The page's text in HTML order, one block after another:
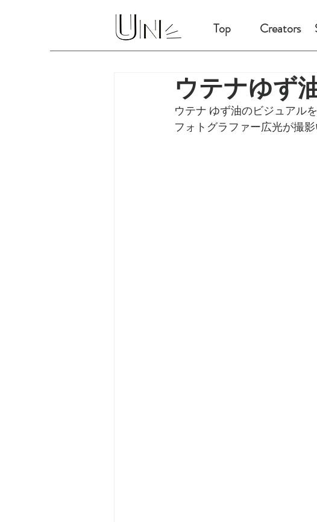
Top Creators
ウテナゆず
ウテナ ゆず油のビジュアルを
フォトグラファー広光が撮影